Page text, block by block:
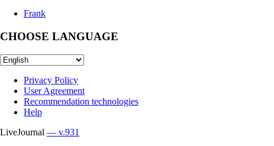
Frank
CHOOSE LANGUAGE
Privacy Policy
User Agreement
Recommendation technologies
Help
LiveJournal — v.931